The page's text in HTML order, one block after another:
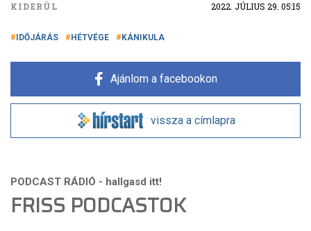
KIDERÜL 2022. JÚLIUS 29. 05:15
IDŐJÁRÁS HÉTVÉGE KÁNIKULA
Ajánlom a facebookon
vissza a címlapra
FRISS PODCASTOK